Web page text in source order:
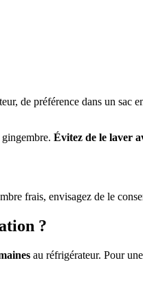
de préférence dans un sac
Évitez de le laver
frais, envisagez de le
?
au réfrigérateur. Pour